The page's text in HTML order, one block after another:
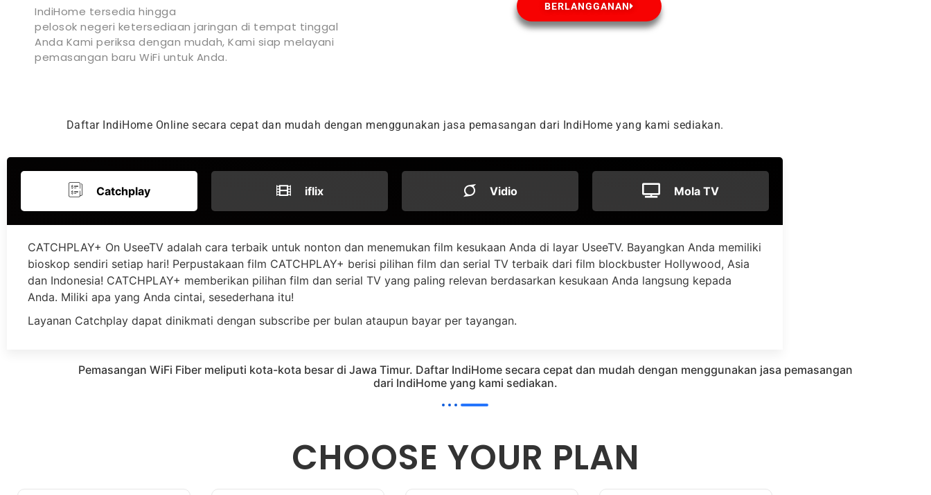
IndiHome tersedia hingga
pelosok negeri ketersediaan jaringan di tempat tinggal
Anda Kami periksa dengan mudah, Kami siap melayani
pemasangan baru WiFi untuk Anda.
BERLANGGANAN
Daftar IndiHome Online secara cepat dan mudah dengan menggunakan jasa pemasangan dari IndiHome yang kami sediakan.
Catchplay iflix Vidio Mola TV
CATCHPLAY+ On UseeTV adalah cara terbaik untuk nonton dan menemukan film kesukaan Anda di layar UseeTV. Bayangkan Anda memiliki
bioskop sendiri setiap hari! Perpustakaan film CATCHPLAY+ berisi pilihan film dan serial TV terbaik dari film blockbuster Hollywood, Asia
dan Indonesia! CATCHPLAY+ memberikan pilihan film dan serial TV yang paling relevan berdasarkan kesukaan Anda langsung kepada
Anda. Miliki apa yang Anda cintai, sesederhana itu!
Layanan Catchplay dapat dinikmati dengan subscribe per bulan ataupun bayar per tayangan.
Pemasangan WiFi Fiber meliputi kota-kota besar di Jawa Timur. Daftar IndiHome secara cepat dan mudah dengan menggunakan jasa pemasangan
dari IndiHome yang kami sediakan.
CHOOSE YOUR PLAN